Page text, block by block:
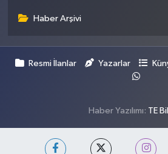
Haber Arşivi
Resmi İlanlar Yazarlar
Haber Yazılımı: TE